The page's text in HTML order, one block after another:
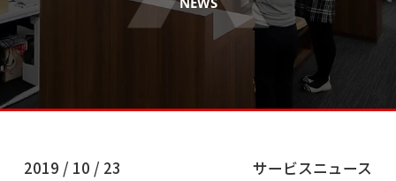
2019 / 10 / 23
サービスニュース